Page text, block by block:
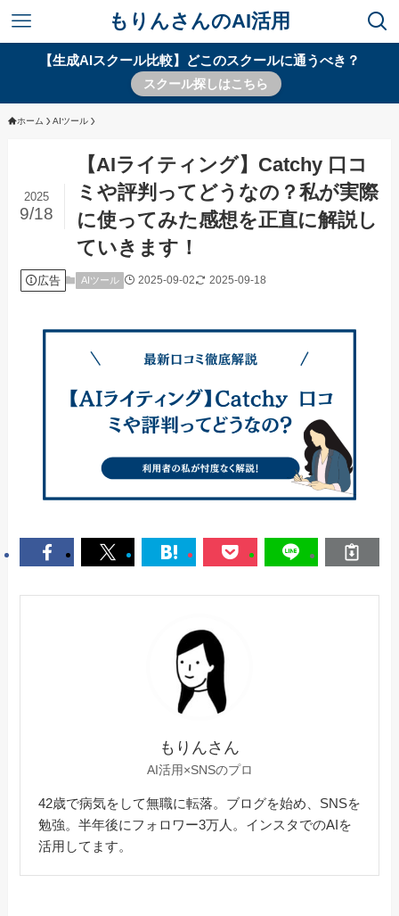
もりんさんのAI活用
【生成AIスクール比較】どこのスクールに通うべき？
スクール探しはこちら
ホーム AIツール
【AIライティング】Catchy 口コ
ミや評判ってどうなの？私が実際
に使ってみた感想を正直に解説し
ていきます！
2025
9/18
広告 AIツール 2025-09-02 2025-09-18
もりんさん
AI活用×SNSのプロ
42歳で病気をして無職に転落。ブログを始め、SNSを
勉強。半年後にフォロワー3万人。インスタでのAIを
活用してます。